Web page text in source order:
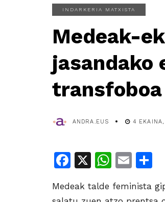
INDARKERIA MATXISTA
Medeak-
jasandako
ANDRA.EUS 4 EKAINA,
Facebook
X
Medeak talde feminista